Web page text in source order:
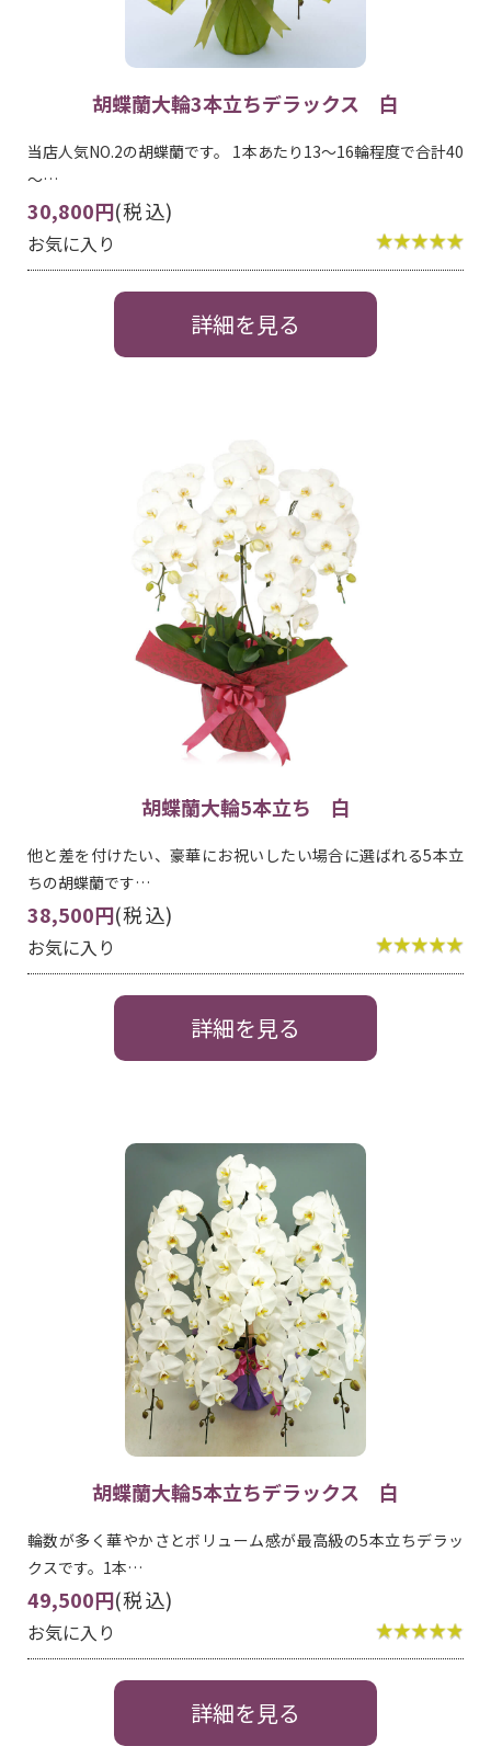
胡蝶蘭大輪3本立ちデラックス 白
当店人気NO.2の胡蝶蘭です。 1本あたり13～16輪程度で合計40
～…
30,800円(税込)
お気に入り
詳細を見る
胡蝶蘭大輪5本立ち 白
他と差を付けたい、豪華にお祝いしたい場合に選ばれる5本立
ちの胡蝶蘭です…
38,500円(税込)
お気に入り
詳細を見る
胡蝶蘭大輪5本立ちデラックス 白
輪数が多く華やかさとボリューム感が最高級の5本立ちデラッ
クスです。1本…
49,500円(税込)
お気に入り
詳細を見る